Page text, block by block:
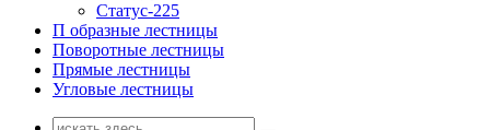
Статус-225
П образные лестницы
Поворотные лестницы
Прямые лестницы
Угловые лестницы
Поиск